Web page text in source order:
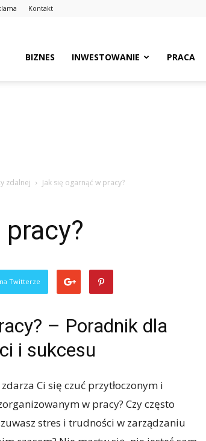
Kontakt
BIZNES INWESTOWANIE PRACA
zdalnej Jak się ogarnąć w pracy?
Twitterze
– Poradnik dla
i sukcesu
zdarza Ci się czuć przytłoczonym i
w pracy? Czy często
stres i trudności w zarządzaniu